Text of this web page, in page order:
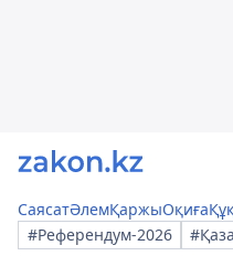
СаясатӘлемҚаржыОқиға
#Референдум-2026